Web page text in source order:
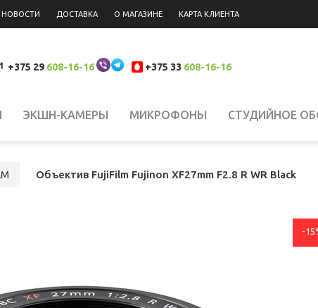
НОВОСТИ ДОСТАВКА О МАГАЗИНЕ КАРТА КЛИЕНТА
+375 29 608-16-16 +375 33 608-16-16
ЭКШН-КАМЕРЫ МИКРОФОНЫ СТУДИЙНОЕ
Объектив FujiFilm Fujinon XF27mm F2.8 R WR Black
-